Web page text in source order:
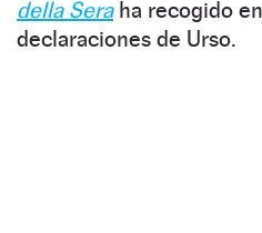
della Seraha recogido
declaraciones de Urso.